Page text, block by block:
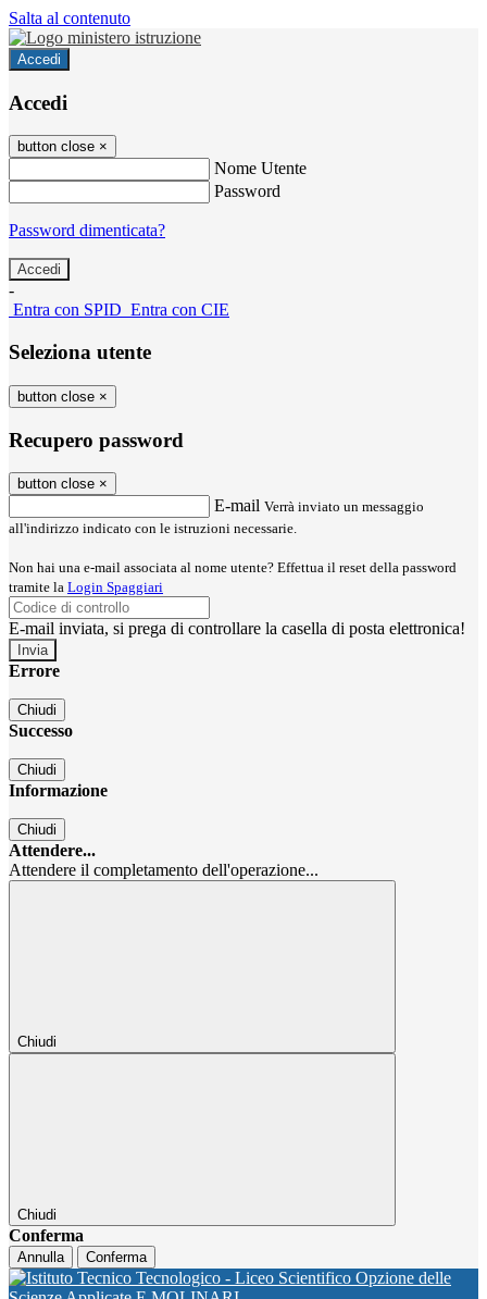
Salta al contenuto
Accedi
Accedi
button close ×
Nome Utente
Password
Password dimenticata?
-
Entra con SPID Entra con CIE
Seleziona utente
button close ×
Recupero password
button close ×
E-mail Verrà inviato un messaggio
all'indirizzo indicato con le istruzioni necessarie.
Non hai una e-mail associata al nome utente? Effettua il reset della password
tramite la Login Spaggiari
E-mail inviata, si prega di controllare la casella di posta elettronica!
Errore
Chiudi
Successo
Chiudi
Informazione
Chiudi
Attendere...
Attendere il completamento dell'operazione...
Chiudi
Chiudi
Conferma
Annulla Conferma